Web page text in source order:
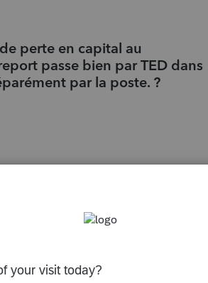
perte en capital au
passe bien par TED dans
par la poste. ?